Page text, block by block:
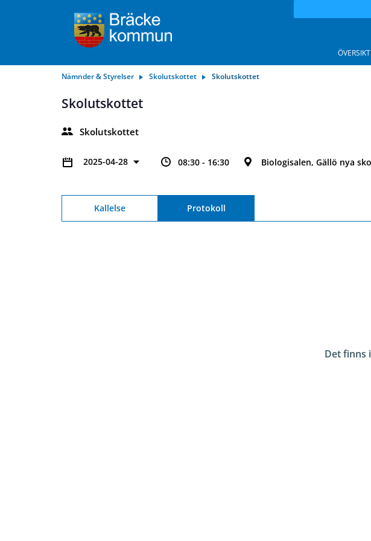
ÖVERSIKT
Nämnder & Styrelser Skolutskottet Skolutskottet
Skolutskottet
Skolutskottet
2025-04-28 08:30 - 16:30 Biologisalen, Gällö nya
Kallelse Protokoll
Det finns